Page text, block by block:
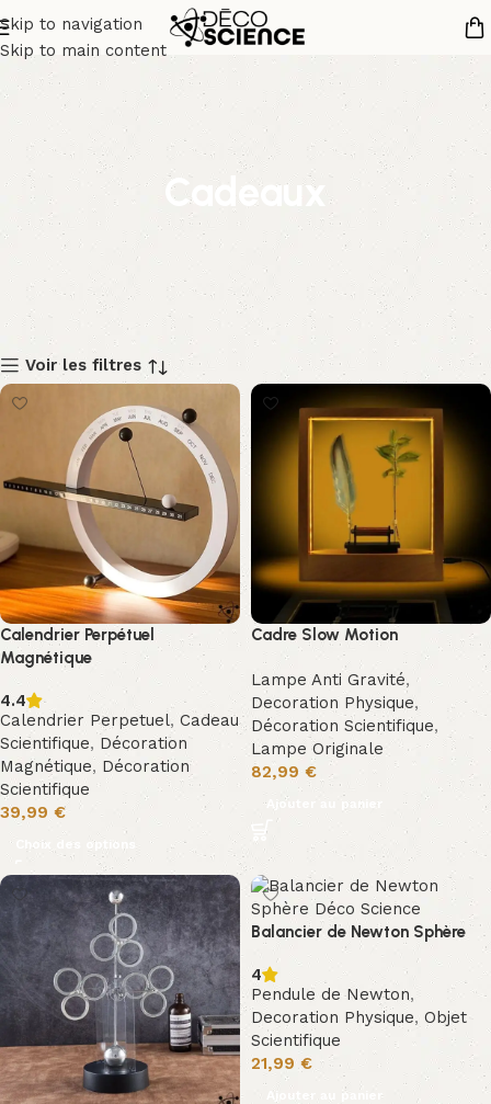
Skip to navigation
Skip to main content
Cadeaux
Voir les filtres
Calendrier Perpétuel
Magnétique
4.4
Calendrier Perpetuel, Cadeau
Scientifique, Décoration
Magnétique, Décoration
Scientifique
39,99 €
Choix des options
Cadre Slow Motion
Lampe Anti Gravité,
Decoration Physique,
Décoration Scientifique,
Lampe Originale
82,99 €
Ajouter au panier
Balancier de Newton Sphère
4
Pendule de Newton,
Decoration Physique, Objet
Scientifique
21,99 €
Ajouter au panier